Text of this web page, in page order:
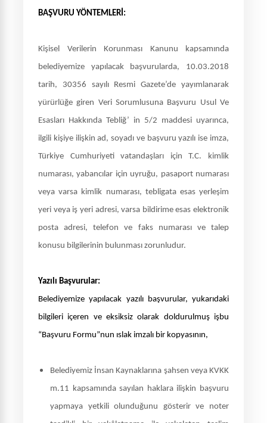
BAŞVURU YÖNTEMLERİ:
Kişisel Verilerin Korunması Kanunu kapsamında
belediyemize yapılacak başvurularda, 10.03.2018
tarih, 30356 sayılı Resmi Gazete’de yayımlanarak
yürürlüğe giren Veri Sorumlusuna Başvuru Usul Ve
Esasları Hakkında Tebliğ’ in 5/2 maddesi uyarınca,
ilgili kişiye ilişkin ad, soyadı ve başvuru yazılı ise imza,
Türkiye Cumhuriyeti vatandaşları için T.C. kimlik
numarası, yabancılar için uyruğu, pasaport numarası
veya varsa kimlik numarası, tebligata esas yerleşim
yeri veya iş yeri adresi, varsa bildirime esas elektronik
posta adresi, telefon ve faks numarası ve talep
konusu bilgilerinin bulunması zorunludur.
Yazılı Başvurular:
Belediyemize yapılacak yazılı başvurular, yukarıdaki
bilgileri içeren ve eksiksiz olarak doldurulmuş işbu
“Başvuru Formu”nun ıslak imzalı bir kopyasının,
Belediyemiz İnsan Kaynaklarına şahsen veya KVKK
m.11 kapsamında sayılan haklara ilişkin başvuru
yapmaya yetkili olunduğunu gösterir ve noter